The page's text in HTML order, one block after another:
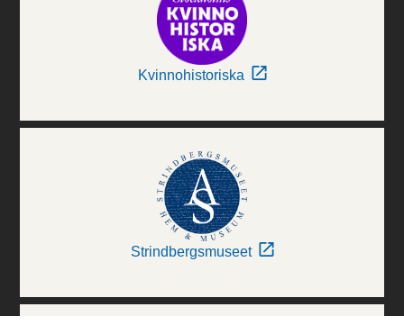
Kvinnohistoriska
Strindbergsmuseet